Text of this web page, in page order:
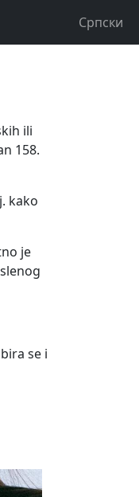
Српски
ili
158.
kako
je
se i